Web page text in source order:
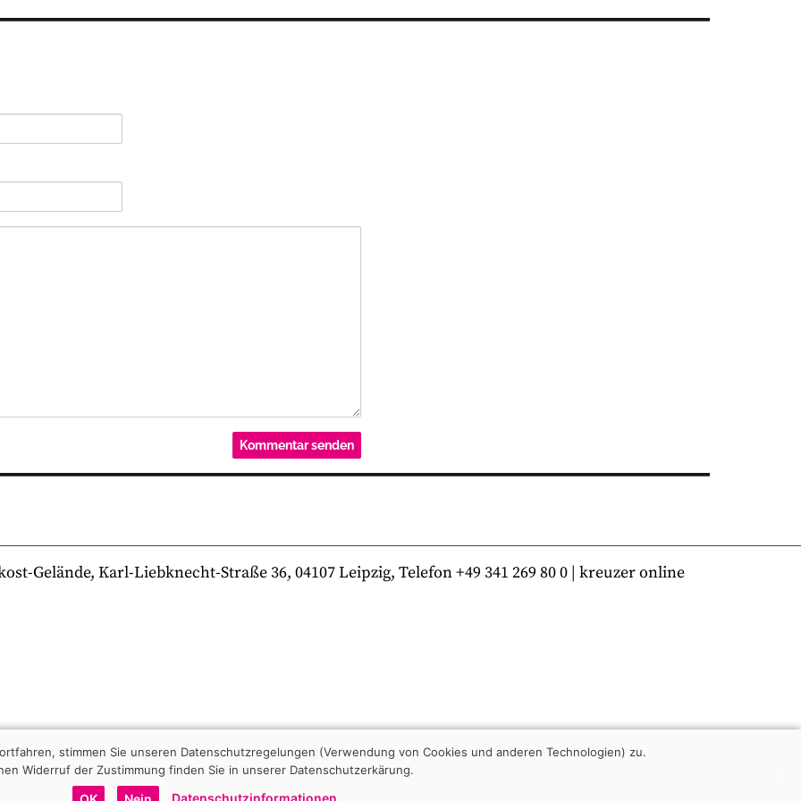
Gelände, Karl-Liebknecht-Straße 36, 04107 Leipzig, Telefon +49 341 269 80 0 | kreuzer online
stimmen Sie unseren Datenschutzregelungen (Verwendung von Cookies und anderen Technologien) zu.
Widerruf der Zustimmung finden Sie in unserer Datenschutzerkärung.
Datenschutzinformationen